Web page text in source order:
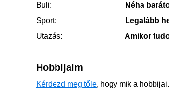
Buli:
Néha
Sport:
Legalább
Utazás:
Amikor
Hobbijaim
Kérdezd meg tőle, hogy mik a